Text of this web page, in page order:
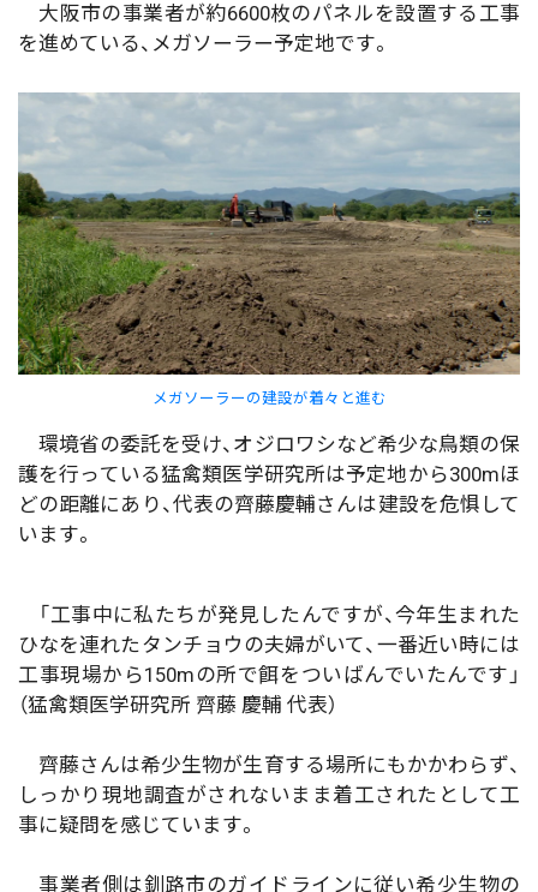
大阪市の事業者が約6600枚のパネルを設置する工事
を進めている、メガソーラー予定地です。
メガソーラーの建設が着々と進む
環境省の委託を受け、オジロワシなど希少な鳥類の保
護を行っている猛禽類医学研究所は予定地から300mほ
どの距離にあり、代表の齊藤慶輔さんは建設を危惧して
います。
「工事中に私たちが発見したんですが、今年生まれた
ひなを連れたタンチョウの夫婦がいて、一番近い時には
工事現場から150mの所で餌をついばんでいたんです」
（猛禽類医学研究所 齊藤 慶輔 代表）
齊藤さんは希少生物が生育する場所にもかかわらず、
しっかり現地調査がされないまま着工されたとして工
事に疑問を感じています。
事業者側は釧路市のガイドラインに従い希少生物の